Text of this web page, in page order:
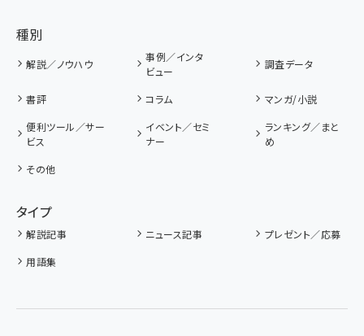
種別
解説／ノウハウ
事例／インタ
ビュー
調査データ
書評 コラム
マンガ/小説
便利ツール／サー
ビス
イベント／セミ
ナー
ランキング／まと
め
その他
タイプ
解説記事 ニュース記事
プレゼント／応募
用語集